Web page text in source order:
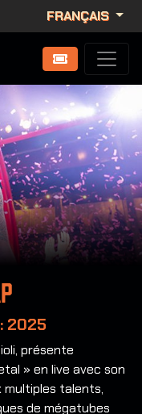
FRANÇAIS
2025
présente
» en live avec son
multiples talents,
de mégatubes